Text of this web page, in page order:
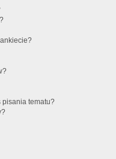
pisania tematu?